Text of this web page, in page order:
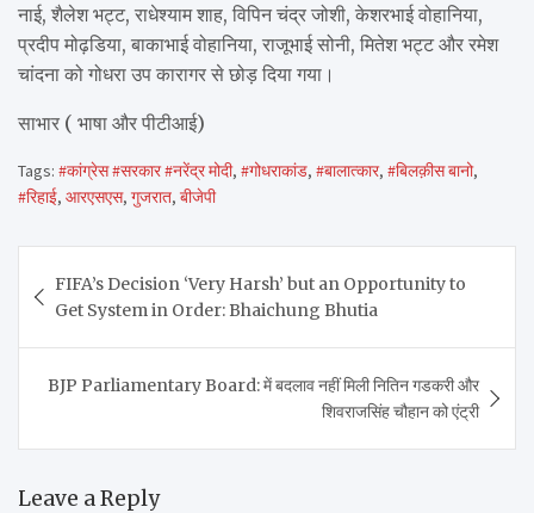
नाई, शैलेश भट्ट, राधेश्याम शाह, विपिन चंद्र जोशी, केशरभाई वोहानिया,
प्रदीप मोढ़डिया, बाकाभाई वोहानिया, राजूभाई सोनी, मितेश भट्ट और रमेश
चांदना को गोधरा उप कारागर से छोड़ दिया गया।
साभार ( भाषा और पीटीआई)
Tags: #कांग्रेस #सरकार #नरेंद्र मोदी, #गोधराकांड, #बालात्कार, #बिलक़ीस बानो,
#रिहाई, आरएसएस, गुजरात, बीजेपी
navigation
FIFA’s Decision ‘Very Harsh’ but an Opportunity to
Get System in Order: Bhaichung Bhutia
BJP Parliamentary Board: में बदलाव नहीं मिली नितिन गडकरी और
शिवराजसिंह चौहान को एंट्री
Leave a Reply